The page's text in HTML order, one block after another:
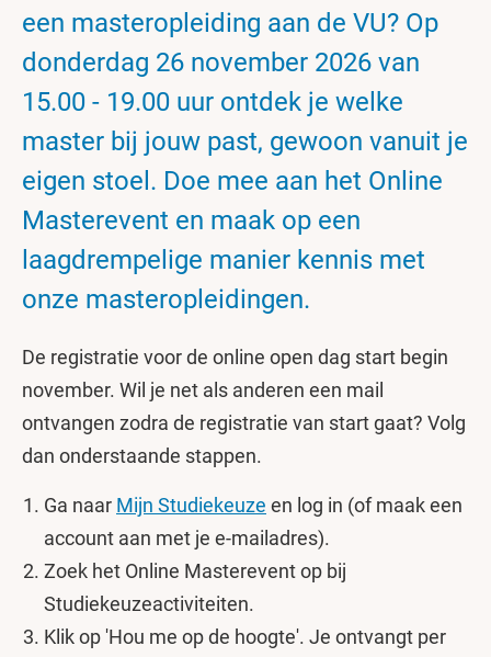
een masteropleiding aan de VU? Op
donderdag 26 november 2026 van
15.00 - 19.00 uur ontdek je welke
master bij jouw past, gewoon vanuit je
eigen stoel. Doe mee aan het Online
Masterevent en maak op een
laagdrempelige manier kennis met
onze masteropleidingen.
De registratie voor de online open dag start begin
november. Wil je net als anderen een mail
ontvangen zodra de registratie van start gaat? Volg
dan onderstaande stappen.
Ga naar Mijn Studiekeuze en log in (of maak een
account aan met je e-mailadres).
Zoek het Online Masterevent op bij
Studiekeuzeactiviteiten.
Klik op 'Hou me op de hoogte'. Je ontvangt per